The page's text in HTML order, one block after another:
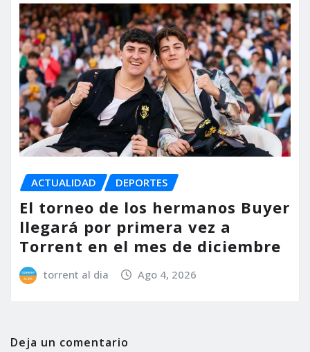
ACTUALIDAD DEPORTES
El torneo de los hermanos Buyer
llegará por primera vez a
Torrent en el mes de diciembre
torrent al dia Ago 4, 2026
Deja un comentario